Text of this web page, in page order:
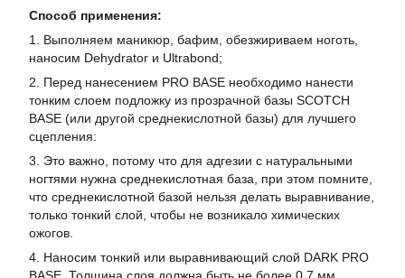
Способ применения:
1. Выполняем маникюр, бафим, обезжириваем ноготь,
наносим Dehydrator и Ultrabond;
2. Перед нанесением PRO BASE необходимо нанести
тонким слоем подложку из прозрачной базы SCOTCH
BASE (или другой среднекислотной базы) для лучшего
сцепления:
3. Это важно, потому что для адгезии с натуральными
ногтями нужна среднекислотная база, при этом помните,
что среднекислотной базой нельзя делать выравнивание,
только тонкий слой, чтобы не возникало химических
ожогов.
4. Наносим тонкий или выравнивающий слой DARK PRO